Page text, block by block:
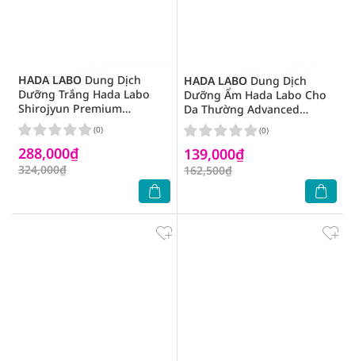
HADA LABO Dung Dịch
Dưỡng Trắng Hada Labo
Shirojyun Premium
Whitening Lotion 170ml
288,000₫
324,000₫
(0)
HADA LABO Dung Dịch
Dưỡng Ẩm Hada Labo Cho
Da Thường Advanced
Nourish Hyaluronic Acid
Lotion 170ml(Túi Refill)
139,000₫
162,500₫
(0)